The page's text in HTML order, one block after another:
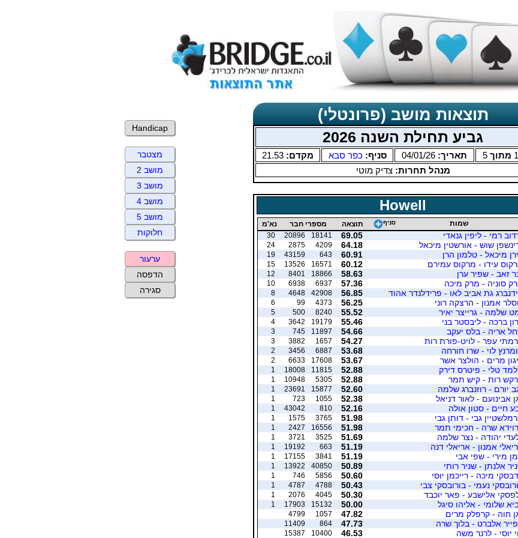
תוצאות מושב (פרונטלי)
גביע תחילת השנה 2026
1 מתוך5 תאריך: 04/01/26 סניף: כפר סבא מקדם: 21.53
מנהל תחרות:צדיק מוטי
Howell
שמות סניף תוצאה מספרי חבר
נא'מ
רמי - ליפין גנאדי 69.05
18141
20896
30
שוש - אורשטין מיכאל 64.18
4209
2875
24
מיכאל - טלמון הרן 60.91
643
43159
19
עידו - מרקוס עמירם 60.12
16571
13526
15
זאב - שפיר ערן 58.63
18866
8401
12
סוניה - מרק מיכה 57.36
6937
6938
10
גת אביב לאו - פרידלנדר אהוד 56.85
42908
4648
8
אמנון - הרצקה רוני 56.25
4373
99
6
שלמה - גרייצר יאיר 55.52
8240
500
5
ברכה - ליבסטר בני 55.46
19179
3642
4
אריה - בלס יעקב 54.66
11897
745
3
עפר - לויט-פורת רות 54.27
1657
3882
3
לוי - שרו חורחה 53.68
6887
3456
2
מרים - הולצר אשר 53.67
17608
6633
2
טלי - פיטרס דירק 52.88
11815
18008
1
רות - קיש תמר 52.88
5305
10948
1
יורם - רוזנברג שלמה 52.60
15877
23691
1
אבינועם - לאור דניאל 52.38
1055
723
1
חיים - סטון אולה 52.16
810
43042
1
גבי - דותן גבי 51.98
3765
1575
1
שרה - חכימי תמר 51.98
16556
2427
1
יהודה - נצר שלמה 51.69
3525
3721
1
אמנון - אריאלי דנה 51.19
663
19192
1
מירי - שפי אבי 51.19
3841
17155
1
אלנתן - שניר רותי 50.89
40850
13922
1
מיכה - רייכמן יוסי 50.60
5856
746
1
נעמי - בורובסקי צבי 50.43
4788
4787
1
אלישבע - פאר יוכבד 50.30
4045
2076
1
שלומי - אליהו סיגל 50.00
15132
17903
1
חוה - קרפלק מרים 47.82
1057
4799
אלברט - בלוך שרה 47.73
864
11409
יוסי - לרנר משה 46.53
10400
15387
Handicap
מצטבר
מושב 2
מושב 3
מושב 4
מושב 5
חלוקות
ערעור
הדפסה
סגירה